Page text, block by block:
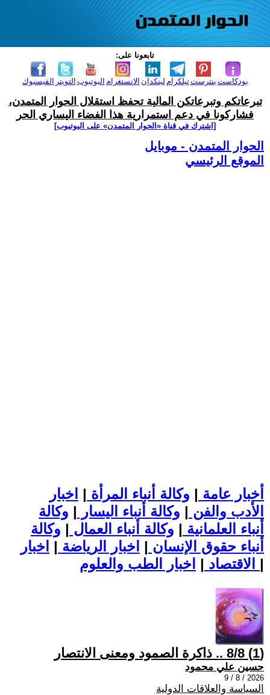
تابعونا على:
الفيسبوك التويتر اليوتيوب الانستغرام لينكدإن تيلكرامبنترست بودكاست
تبرعاتكم وتبرعاتكن المالية تحفظ استقلال الحوار المتمدن،
فشاركونا في دعم استمرارية هذا الفضاء اليساري الحر
[اشترك في قناة ‫«الحوار المتمدن» على اليوتيوب]
الحوار المتمدن - موبايل
الموقع الرئيسي
أخبار عامة | وكالة أنباء المرأة | اخبار
الأدب والفن | وكالة أنباء اليسار | وكالة
أنباء العلمانية | وكالة أنباء العمال | وكالة
أنباء حقوق الإنسان | اخبار الرياضة | اخبار
الاقتصاد | |
(1) 8/8 .. ذاكرة الصمود ومعنى الانتصار
حسين علي محمود
2026 / 8 / 9
السياسة والعلاقات الدولية